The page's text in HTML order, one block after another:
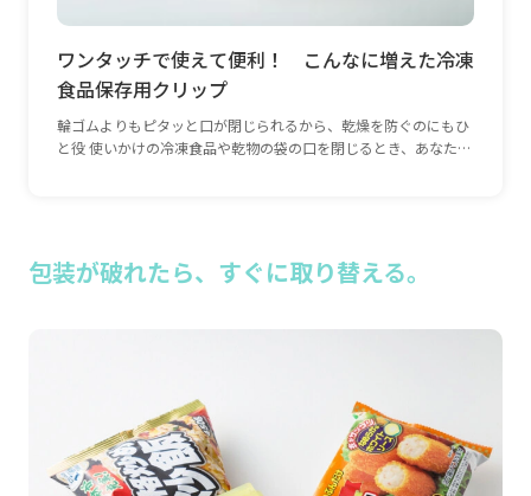
ワンタッチで使えて便利！ こんなに増えた冷凍
食品保存用クリップ
輪ゴムよりもピタッと口が閉じられるから、乾燥を防ぐのにもひ
と役 使いかけの冷凍食品や乾物の袋の口を閉じるとき、あなたは
でオススメなのが、ワンタッチからツータッチでスマートに使
え、しかもきちんと口が閉じられるクリップ。使い方は簡単、袋
はさんでパチンとすればOK。スライド式のものもありますが、原
のものがたくさん発売されているので、用途によって色分けをし
てみるのもよさそう。キッチングッズの豊富な雑貨店などで探し
てみて。 右はスライドタイプ、左はパチンとワンタッチではさむ
タイプ。密閉性が気になる場合は、空いている口を中に折りたた
んでから留めても。
包装が破れたら、すぐに取り替える。